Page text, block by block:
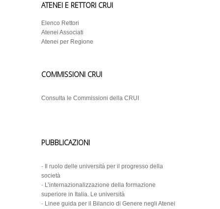
ATENEI E RETTORI CRUI
Elenco Rettori
Atenei Associati
Atenei per Regione
COMMISSIONI CRUI
Consulta le Commissioni della CRUI
PUBBLICAZIONI
-
Il ruolo delle università per il progresso della
società
- L’internazionalizzazione della formazione
superiore in Italia. Le università
- Linee guida per il Bilancio di Genere negli Atenei